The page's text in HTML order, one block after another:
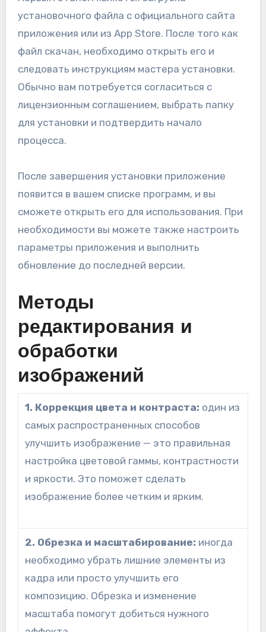
установочного файла с официального сайта
приложения или из App Store. После того как
файл скачан, необходимо открыть его и
следовать инструкциям мастера установки.
Обычно вам потребуется согласиться с
лицензионным соглашением, выбрать папку
для установки и подтвердить начало
процесса.
После завершения установки приложение
появится в вашем списке программ, и вы
сможете открыть его для использования. При
необходимости вы можете также настроить
параметры приложения и выполнить
обновление до последней версии.
Методы
редактирования и
обработки
изображений
1. Коррекция цвета и контраста: один из
самых распространенных способов
улучшить изображение — это правильная
настройка цветовой гаммы, контрастности
и яркости. Это поможет сделать
изображение более четким и ярким.
2. Обрезка и масштабирование: иногда
необходимо убрать лишние элементы из
кадра или просто улучшить его
композицию. Обрезка и изменение
масштаба помогут добиться нужного